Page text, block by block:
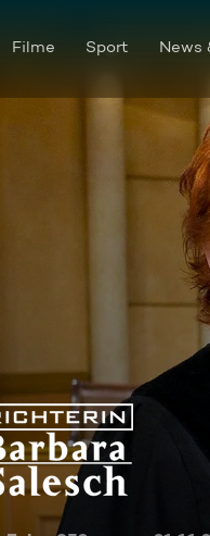
Filme Sport News
Richterin Barbara